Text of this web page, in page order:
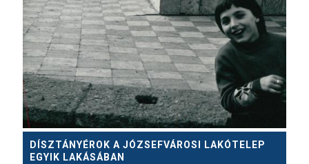
DÍSZTÁNYÉROK A JÓZSEFVÁROSI LAKÓTELEP
EGYIK LAKÁSÁBAN